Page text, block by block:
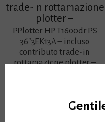
trade-in rottamazione
plotter –
PPlotter HP T1600dr PS
36″3EK13A – incluso
contributo trade-in
rottamazione plotter –
piano “Industria 4.0”